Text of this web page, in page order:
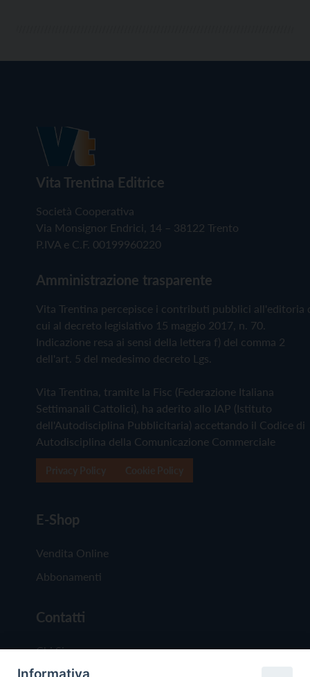
Vita Trentina Editrice
Società Cooperativa
Via Monsignor Endrici, 14 – 38122 Trento
P.IVA e C.F. 00199960220
Amministrazione trasparente
Vita Trentina percepisce i contributi pubblici all'editoria
cui al decreto legislativo 15 maggio 2017, n. 70.
Indicazione resa ai sensi della lettera f) del comma 2
dell'art. 5 del medesimo decreto Lgs.
Vita Trentina, tramite la Fisc (Federazione Italiana
Settimanali Cattolici), ha aderito allo IAP (Istituto
dell'Autodisciplina Pubblicitaria) accettando il Codice di
Autodisciplina della Comunicazione Commerciale
E-Shop
Vendita Online
Abbonamenti
Contatti
Chi Siamo
Redazione